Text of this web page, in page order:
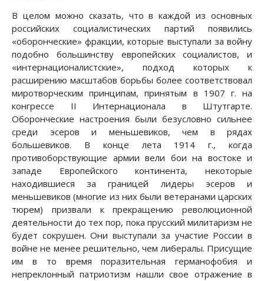
В целом можно сказать, что в каждой из основных
российских социалистических партий появились
«оборонческие» фракции, которые выступали за войну
подобно большинству европейских социалистов, и
«интернационалистские», подход которых к
расширению масштабов борьбы более соответствовал
миротворческим принципам, принятым в 1907 г. на
конгрессе II Интернационала в Штутгарте.
Оборонческие настроения были безусловно сильнее
среди эсеров и меньшевиков, чем в рядах
большевиков. В конце лета 1914 г., когда
противоборствующие армии вели бои на востоке и
западе Европейского континента, некоторые
находившиеся за границей лидеры эсеров и
меньшевиков (многие из них были ветеранами царских
тюрем) призвали к прекращению революционной
деятельности до тех пор, пока прусский милитаризм не
будет сокрушен. Они выступали за участие России в
войне не менее решительно, чем либералы. Присущие
им в то время поразительная германофобия и
непреклонный патриотизм нашли свое отражение в